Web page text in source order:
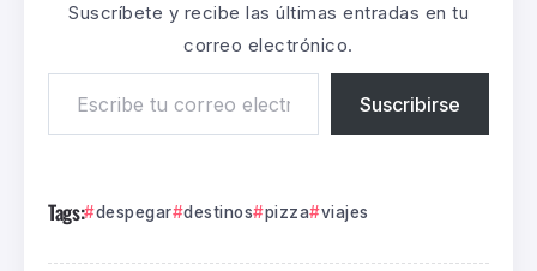
Suscríbete y recibe las últimas entradas en tu
correo electrónico.
Suscribirse
Tags: despegar destinos pizza viajes